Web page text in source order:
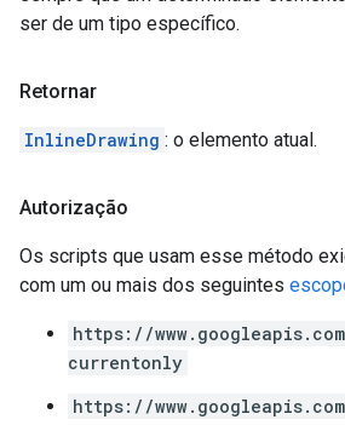
ser de um tipo específico.
Retornar
InlineDrawing : o elemento atual.
Autorização
Os scripts que usam esse método
com um ou mais dos seguintes
https://
currentonly
https://